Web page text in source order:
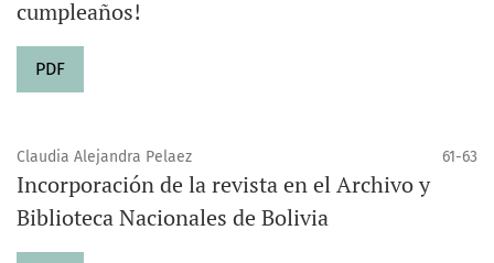
cumpleaños!
PDF
Claudia Alejandra Pelaez 61-63
Incorporación de la revista en el Archivo y
Biblioteca Nacionales de Bolivia